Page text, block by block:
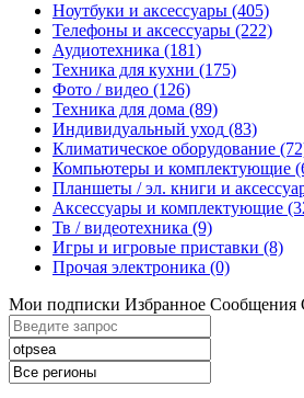
Ноутбуки и аксессуары (405)
Телефоны и аксессуары (222)
Аудиотехника (181)
Техника для кухни (175)
Фото / видео (126)
Техника для дома (89)
Индивидуальный уход (83)
Климатическое оборудование
Компьютеры и комплектующие
Планшеты / эл. книги и
Аксессуары и комплектующие
Тв / видеотехника (9)
Игры и игровые приставки (8)
Прочая электроника (0)
Мои подписки Избранное Сообщения